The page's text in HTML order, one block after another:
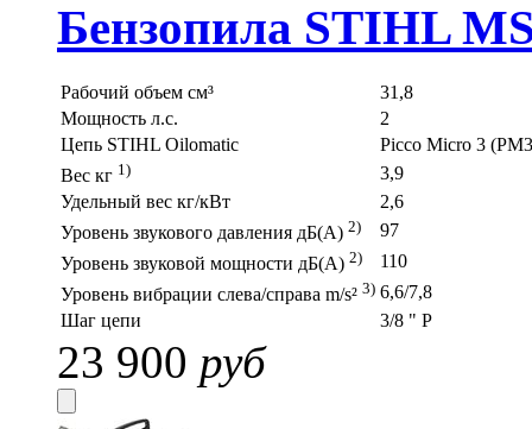
Бензопила STIHL
Рабочий объем см³
31,8
Мощность л.с.
2
Цепь STIHL Oilomatic
Picco Micro 3
Вес кг 1)
3,9
Удельный вес кг/кВт
2,6
Уровень звукового давления дБ(A) 2)
97
Уровень звуковой мощности дБ(A) 2)
110
Уровень вибрации слева/справа m/s² 3) 6,6/7,8
Шаг цепи
3/8 " P
23 900 руб